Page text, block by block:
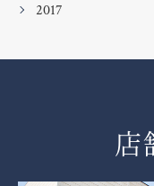
2017
店